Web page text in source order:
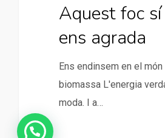
Aquest foc
ens agrada
Ens endinsem en el món
biomassa L'energia
moda. I a…